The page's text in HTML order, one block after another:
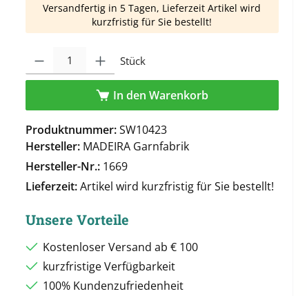
Versandfertig in 5 Tagen, Lieferzeit Artikel wird
kurzfristig für Sie bestellt!
Stück
In den Warenkorb
Produktnummer:SW10423
Hersteller: MADEIRA Garnfabrik
Hersteller-Nr.: 1669
Lieferzeit:Artikel wird kurzfristig für Sie bestellt!
Unsere Vorteile
Kostenloser Versand ab € 100
kurzfristige Verfügbarkeit
100% Kundenzufriedenheit